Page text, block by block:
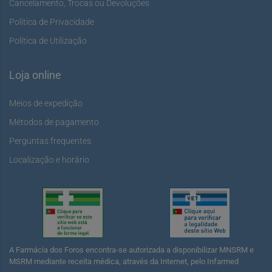
Cancelamento, Trocas ou Devoluções
Política de Privacidade
Política de Utilização
Loja online
Meios de expedição
Métodos de pagamento
Perguntas frequentes
Localização e horário
A Farmácia dos Foros encontra-se autorizada a disponibilizar MNSRM e
MSRM mediante receita médica, através da Internet, pelo Infarmed